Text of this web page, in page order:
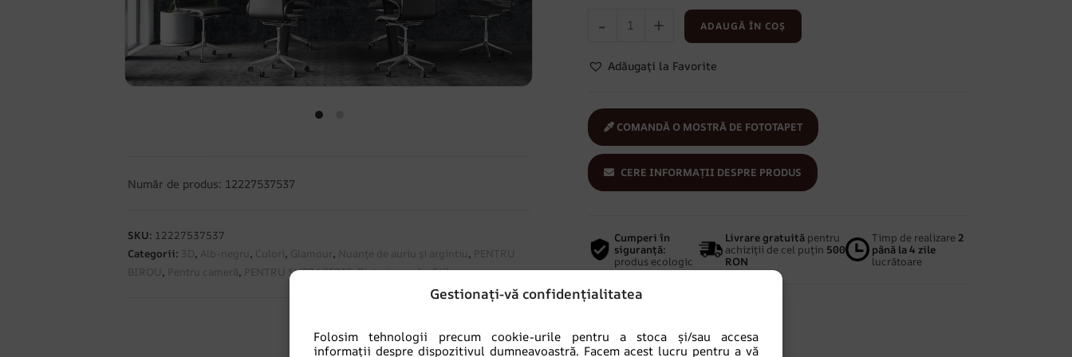
Gestionați-vă confidențialitatea
Folosim tehnologii precum cookie-urile pentru a stoca și/sau accesa
informații despre dispozitivul dumneavoastră. Facem acest lucru pentru a vă
Număr de produs: 12227537537
SKU: 12227537537
Categorii: 3D , Alb-negru , Culori, Glamour, Nuanțe de auriu și argintiu , PENTRU
BIROU , Pentru cameră, PENTRU SUFRAGERIE,Picturi murale,Stil
- + ADAUGĂ ÎN COȘ
Adăugați la Favorite
COMANDĂ O MOSTRĂ DE FOTOTAPET
CERE INFORMAȚII DESPRE PRODUS
Cumperi în
siguranță:
produs ecologic
Livrare gratuităpentru
achiziții de cel puțin 500
RON
Timp de realizare 2
până la 4 zile
lucrătoare